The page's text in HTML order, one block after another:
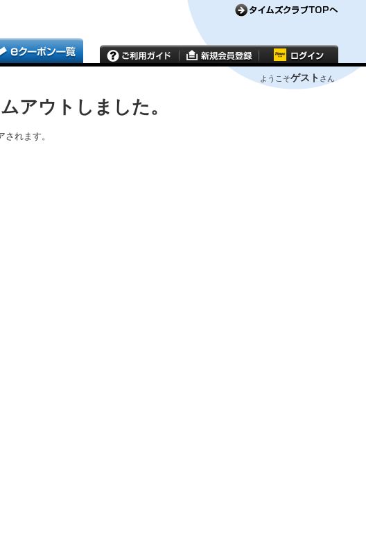
ようこそゲスト さん
アウトしました。
れます。